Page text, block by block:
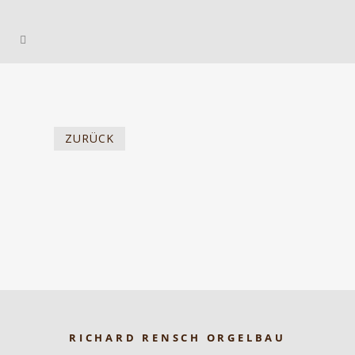
ZURÜCK
RICHARD RENSCH ORGELBAU